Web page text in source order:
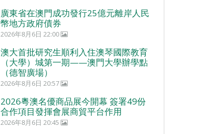
廣東省在澳門成功發行25億元離岸人民
幣地方政府債券
2026年8月6日 22:00
澳大首批研究生順利入住澳琴國際教育
（大學）城第一期——澳門大學辦學點
（德智廣場）
2026年8月6日 20:57
2026粵澳名優商品展今開幕 簽署49份
合作項目發揮會展商貿平台作用
2026年8月6日 20:45